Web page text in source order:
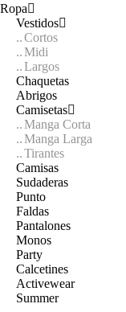
Ropa
Vestidos
Cortos
Midi
Largos
Chaquetas
Abrigos
Camisetas
Manga Corta
Manga Larga
Tirantes
Camisas
Sudaderas
Punto
Faldas
Pantalones
Monos
Party
Calcetines
Activewear
Summer